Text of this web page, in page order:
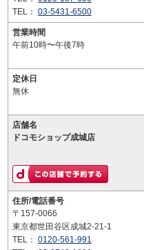
TEL： 03-5431-6500
営業時間
午前10時〜午後7時
定休日
無休
店舗名
ドコモショップ成城店
住所/電話番号
〒157-0066
東京都世田谷区成城2-21-1
TEL： 0120-561-991